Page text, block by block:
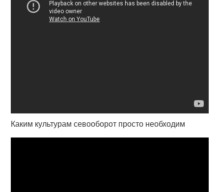
Каким культурам севооборот просто необходим